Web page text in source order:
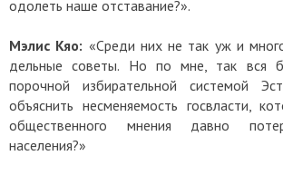
одолеть наше отставание?».
Мэлис Кяо: «Среди них не так уж и
дельные советы. Но по мне, так вся
порочной избирательной системой
объяснить несменяемость госвласти,
общественного мнения давно
населения?»